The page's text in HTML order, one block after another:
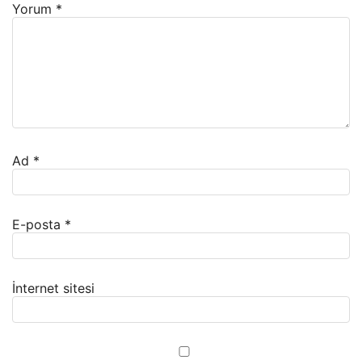
Yorum *
Ad *
E-posta *
İnternet sitesi